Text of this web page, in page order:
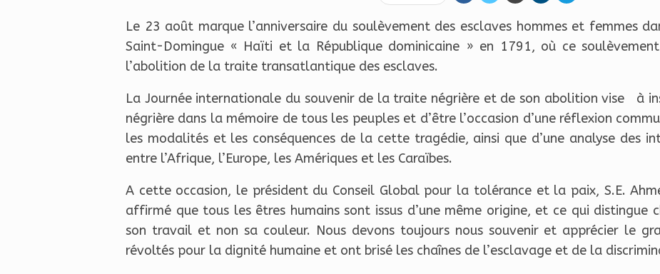
Le 23 août marque l’anniversaire du soulèvement des esclaves hommes et femmes
Saint-Domingue « Haïti et la République dominicaine » en 1791, où ce
l’abolition de la traite transatlantique des esclaves.
La Journée internationale du souvenir de la traite négrière et de son abolition vise à
négrière dans la mémoire de tous les peuples et d’être l’occasion d’une réflexion
les modalités et les conséquences de la cette tragédie, ainsi que d’une analyse des
entre l’Afrique, l’Europe, les Amériques et les Caraïbes.
A cette occasion, le président du Conseil Global pour la tolérance et la paix, S.E.
affirmé que tous les êtres humains sont issus d’une même origine, et ce qui distingue
son travail et non sa couleur. Nous devons toujours nous souvenir et apprécier le
révoltés pour la dignité humaine et ont brisé les chaînes de l’esclavage et de la